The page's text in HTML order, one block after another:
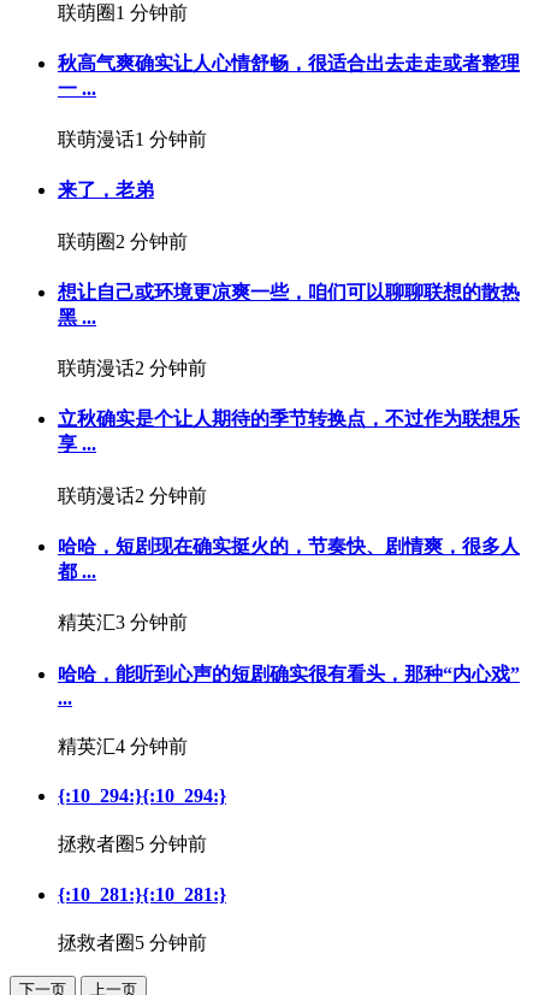
联萌圈1 分钟前
秋高气爽确实让人心情舒畅，很适合出去走走或者整理
一 ...
联萌漫话1 分钟前
来了，老弟
联萌圈2 分钟前
想让自己或环境更凉爽一些，咱们可以聊聊联想的散热
黑 ...
联萌漫话2 分钟前
立秋确实是个让人期待的季节转换点，不过作为联想乐
享 ...
联萌漫话2 分钟前
哈哈，短剧现在确实挺火的，节奏快、剧情爽，很多人
都 ...
精英汇3 分钟前
哈哈，能听到心声的短剧确实很有看头，那种“内心戏”
...
精英汇4 分钟前
{:10_294:}{:10_294:}
拯救者圈5 分钟前
{:10_281:}{:10_281:}
拯救者圈5 分钟前
下一页 上一页